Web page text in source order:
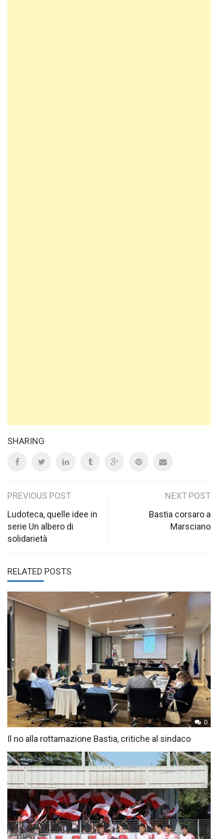
SHARING
Post
navigation
PREVIOUS POST
Ludoteca, quelle idee in
serie Un albero di
solidarietà
NEXT POST
Bastia corsaro a
Marsciano
RELATED POSTS
0
Il no alla rottamazione Bastia, critiche al sindaco